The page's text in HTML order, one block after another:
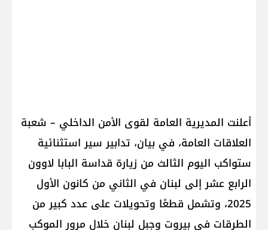
أعلنت المديرية العامة لقوى الأمن الداخلي – شعبة
العلاقات العامة، في بيان، تدابير سير استثنائية
ستواكب اليوم الثالث من زيارة قداسة البابا لاوون
الرابع عشر إلى لبنان في الثاني من كانون الأول
2025، وتشمل قطعًا وتحويلات على عدد كبير من
الطرقات في بيروت وجبل لبنان خلال مرور الموكب